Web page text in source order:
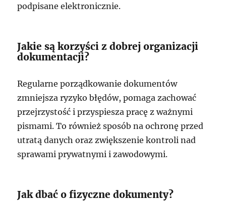
podpisane elektronicznie.
Jakie są korzyści z dobrej organizacji
dokumentacji?
Regularne porządkowanie dokumentów
zmniejsza ryzyko błędów, pomaga zachować
przejrzystość i przyspiesza pracę z ważnymi
pismami. To również sposób na ochronę przed
utratą danych oraz zwiększenie kontroli nad
sprawami prywatnymi i zawodowymi.
Jak dbać o fizyczne dokumenty?